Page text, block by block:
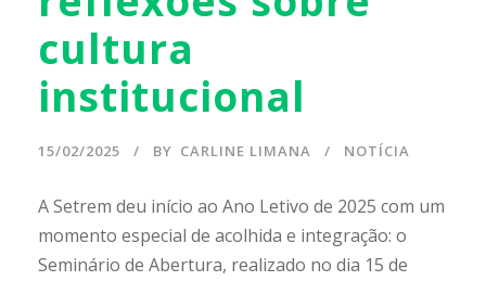
cultura
institucional
15/02/2025 BY CARLINE LIMANA NOTÍCIA
A Setrem deu início ao Ano Letivo de 2025 com um
momento especial de acolhida e integração: o
Seminário de Abertura, realizado no dia 15 de